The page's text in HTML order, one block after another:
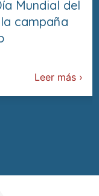
con motivo
Leer más ›